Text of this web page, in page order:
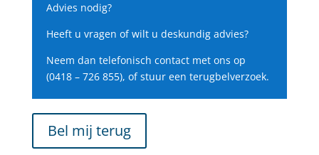
Advies nodig?
Heeft u vragen of wilt u deskundig advies?
Neem dan telefonisch contact met ons op
(0418 – 726 855), of stuur een terugbelverzoek.
Bel mij terug